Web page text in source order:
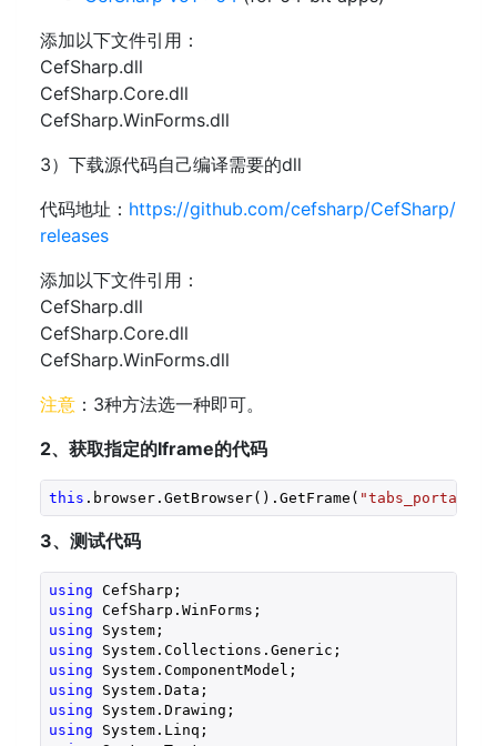
添加以下文件引用：
CefSharp.dll
CefSharp.Core.dll
CefSharp.WinForms.dll
3）下载源代码自己编译需要的dll
代码地址： https://github.com/cefsharp/CefSharp/
releases
添加以下文件引用：
CefSharp.dll
CefSharp.Core.dll
CefSharp.WinForms.dll
注意 ：3种方法选一种即可。
2、获取指定的Iframe的代码
this .browser.GetBrowser().GetFrame(
3、测试代码
using
using
using
using
using
using
using
using